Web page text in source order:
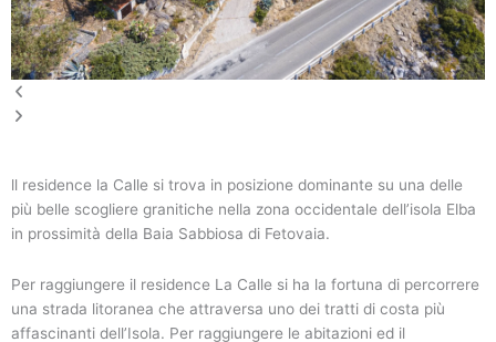
ll residence la Calle si trova in posizione dominante su una delle
più belle scogliere granitiche nella zona occidentale dell’isola Elba
in prossimità della Baia Sabbiosa di Fetovaia.
Per raggiungere il residence La Calle si ha la fortuna di percorrere
una strada litoranea che attraversa uno dei tratti di costa più
affascinanti dell’Isola. Per raggiungere le abitazioni ed il